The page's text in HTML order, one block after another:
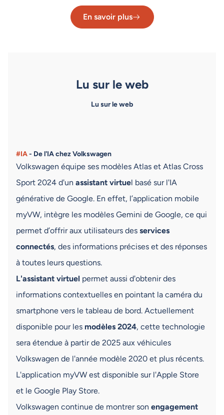
En savoir plus
Lu sur le web
Lu sur le web
#IA- De l'IA chez Volkswagen
Volkswagen équipe ses modèles Atlas et Atlas Cross
Sport 2024 d'un assistant virtuel basé sur l'IA
générative de Google. En effet, l’application mobile
myVW, intègre les modèles Gemini de Google, ce qui
permet d’offrir aux utilisateurs des services
connectés, des informations précises et des réponses
à toutes leurs questions.
L'assistant virtuel permet aussi d'obtenir des
informations contextuelles en pointant la caméra du
smartphone vers le tableau de bord. Actuellement
disponible pour les modèles 2024, cette technologie
sera étendue à partir de 2025 aux véhicules
Volkswagen de l'année modèle 2020 et plus récents.
L'application myVW est disponible sur l'Apple Store
et le Google Play Store.
Volkswagen continue de montrer son engagement